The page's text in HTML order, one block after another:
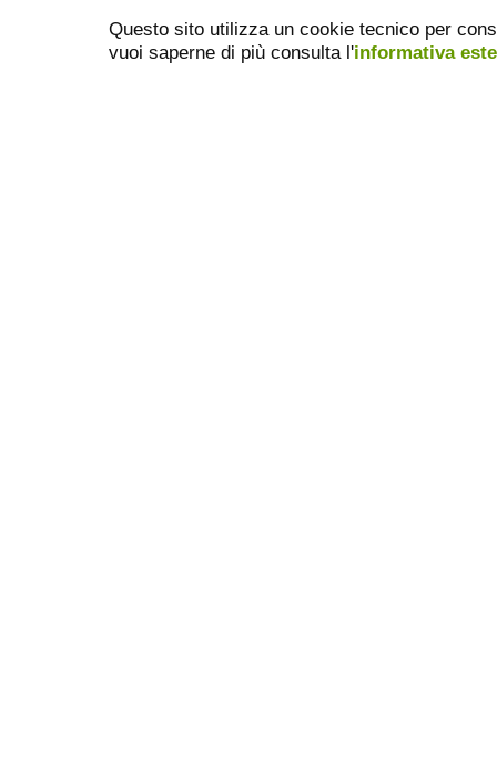
Questo sito utilizza un cookie tecnico per
vuoi saperne di più consulta l'informativa